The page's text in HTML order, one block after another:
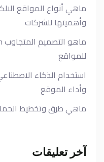
ماهي أنواع المواقع
وأهميتها للشركات
للمواقع
استخدام الذكاء
وأداء الموقع
ماهي طرق وتخطيط
آخر تعليقات